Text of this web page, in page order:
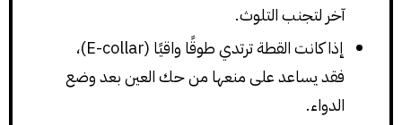
آخر لتجنب التلوث.
إذا كانت القطة ترتدي طوقًا واقيًا (E-collar)،
فقد يساعد على منعها من حك العين بعد وضع
الدواء.